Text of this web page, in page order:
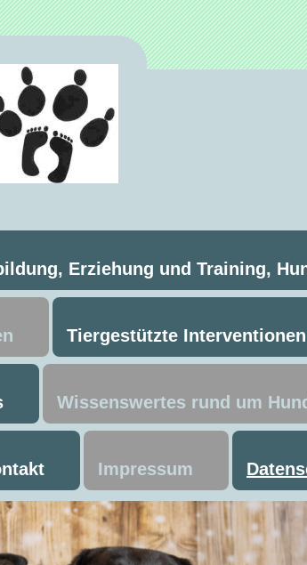
Erziehung und Training,
Tiergestützte Interventionen
Wissenswertes rund um
Impressum